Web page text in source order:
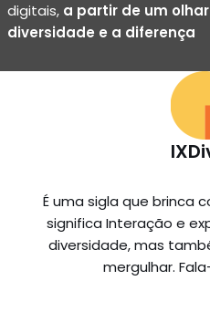
digitais, a partir de um
diversidade e a diferença
É uma sigla que brinca
significa Interação e
diversidade, mas
mergulhar. Fala-